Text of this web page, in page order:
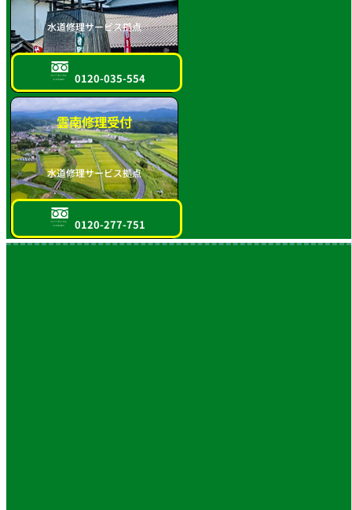
水道修理サービス拠点
フリーダイヤル
スマホOK!! 0120-035-554
雲南修理受付
水道修理サービス拠点
フリーダイヤル
スマホOK!! 0120-277-751